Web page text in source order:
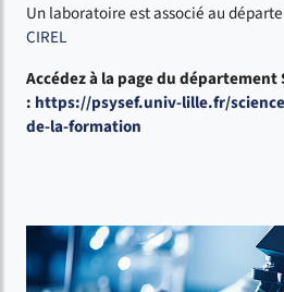
Un laboratoire est associé au
CIREL
Accédez à la page du département
: https://psysef.univ-lille.fr/
de-la-formation